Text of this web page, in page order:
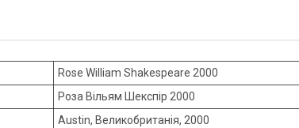
Rose William Shakespeare 2000
Роза Вільям Шекспір 2000
Austin, Великобританія, 2000